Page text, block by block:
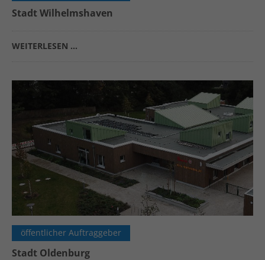
Stadt Wilhelmshaven
WEITERLESEN …
öffentlicher Auftraggeber
Stadt Oldenburg